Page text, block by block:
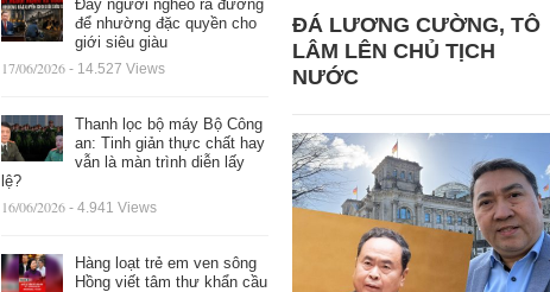
Đẩy người nghèo ra đường
để nhường đặc quyền cho
giới siêu giàu
17/06/2026 - 14.527 Views
Thanh lọc bộ máy Bộ Công
an: Tinh giản thực chất hay
vẫn là màn trình diễn lấy
lệ?
16/06/2026 - 4.941 Views
Hàng loạt trẻ em ven sông
Hồng viết tâm thư khẩn cầu
ĐÁ LƯƠNG CƯỜNG, TÔ
LÂM LÊN CHỦ TỊCH
NƯỚC